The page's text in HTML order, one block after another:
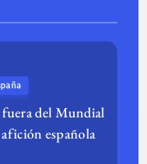
del Mundial
española